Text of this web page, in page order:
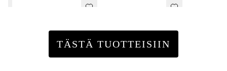
TÄSTÄ TUOTTEISIIN